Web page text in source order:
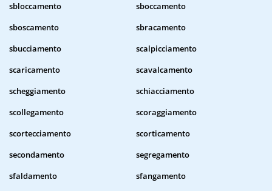
sbloccamento
sboccamento
sboscamento
sbracamento
sbucciamento
scalpicciamento
scaricamento
scavalcamento
scheggiamento
schiacciamento
scollegamento
scoraggiamento
scortecciamento
scorticamento
secondamento
segregamento
sfaldamento
sfangamento